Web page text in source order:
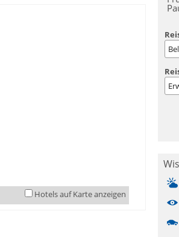
Hotels auf Karte anzeigen